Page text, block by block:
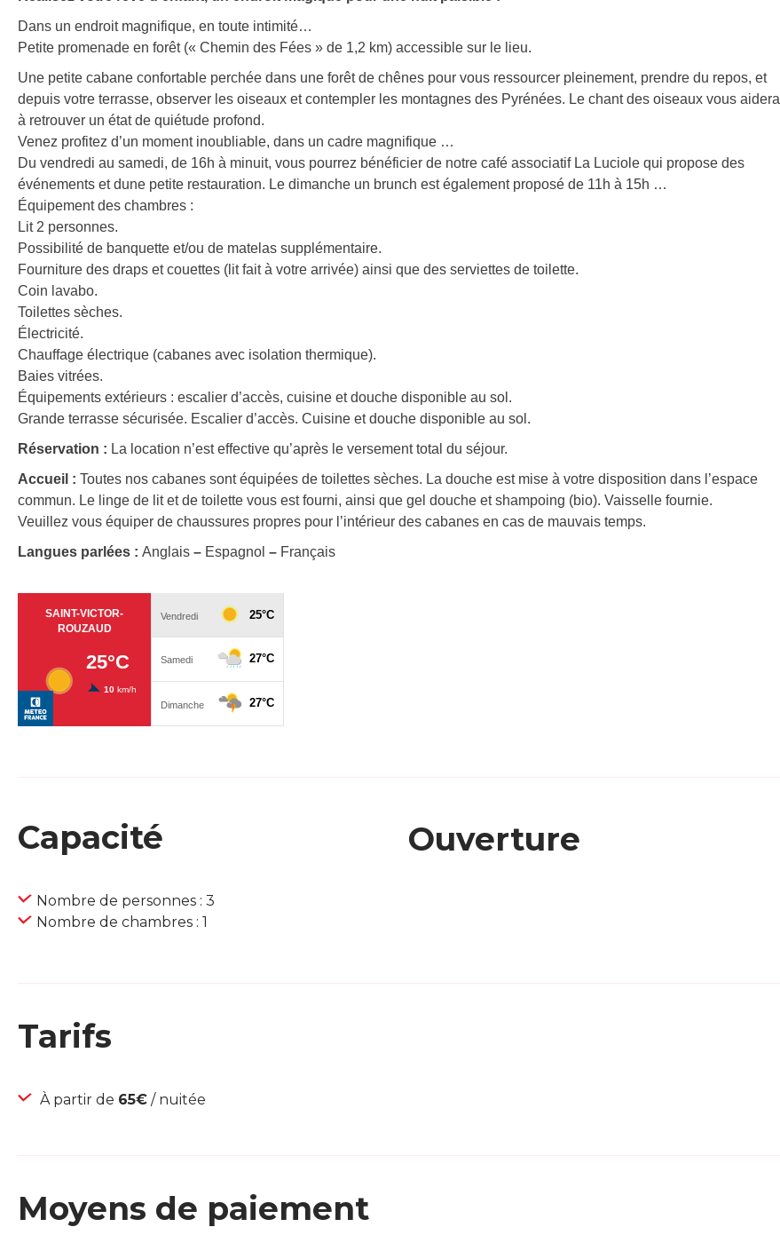
Dans un endroit magnifique, en toute intimité…
Petite promenade en forêt (« Chemin des Fées » de 1,2 km) accessible sur le lieu.
Une petite cabane confortable perchée dans une forêt de chênes pour vous ressourcer pleinement, prendre du repos, et
depuis votre terrasse, observer les oiseaux et contempler les montagnes des Pyrénées. Le chant des oiseaux vous aidera
à retrouver un état de quiétude profond.
Venez profitez d’un moment inoubliable, dans un cadre magnifique …
Du vendredi au samedi, de 16h à minuit, vous pourrez bénéficier de notre café associatif La Luciole qui propose des
événements et dune petite restauration. Le dimanche un brunch est également proposé de 11h à 15h …
Équipement des chambres :
Lit 2 personnes.
Possibilité de banquette et/ou de matelas supplémentaire.
Fourniture des draps et couettes (lit fait à votre arrivée) ainsi que des serviettes de toilette.
Coin lavabo.
Toilettes sèches.
Électricité.
Chauffage électrique (cabanes avec isolation thermique).
Baies vitrées.
Équipements extérieurs : escalier d’accès, cuisine et douche disponible au sol.
Grande terrasse sécurisée. Escalier d’accès. Cuisine et douche disponible au sol.
Réservation : La location n’est effective qu’après le versement total du séjour.
Accueil : Toutes nos cabanes sont équipées de toilettes sèches. La douche est mise à votre disposition dans l’espace
commun. Le linge de lit et de toilette vous est fourni, ainsi que gel douche et shampoing (bio). Vaisselle fournie.
Veuillez vous équiper de chaussures propres pour l’intérieur des cabanes en cas de mauvais temps.
Langues parlées : Anglais – Espagnol – Français
Capacité
Nombre de personnes : 3
Nombre de chambres : 1
Ouverture
Tarifs
À partir de 65€ / nuitée
Moyens de paiement